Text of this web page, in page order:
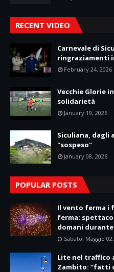
RECENT VIDEO
Carnevale di
ringraziamenti
February 24, 2026
Vecchie Glorie
solidarietà
January 19, 2026
Siculiana, dagli
"sospeso"
January 08, 2026
POPULAR POSTS
Il vento ferma i
ferma:
domani durante
Sabato, Maggio
Lite nel traffico
Zambito: “fatti